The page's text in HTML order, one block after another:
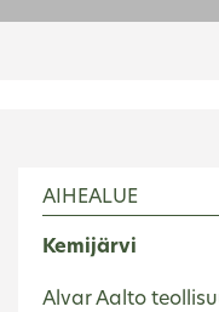
AIHEALUE
Kemijärvi
Alvar Aalto